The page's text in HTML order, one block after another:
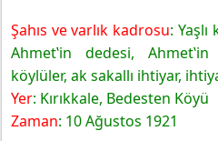
Şahıs ve varlık kadrosu:
Ahmet‛in dedesi,
köylüler, ak sakallı ihtiyar,
Yer: Kırıkkale, Bedesten Köyü
Zaman: 10 Ağustos 1921